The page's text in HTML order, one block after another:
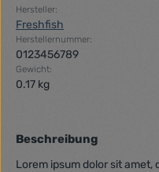
Hersteller:
Freshfish
Herstellernummer:
0123456789
Gewicht:
0.17 kg
Beschreibung
Lorem ipsum dolor sit amet,